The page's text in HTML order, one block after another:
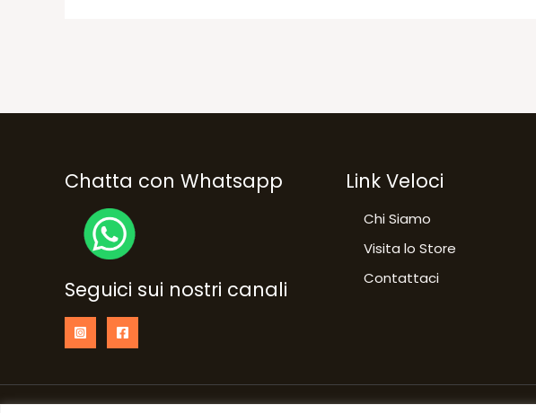
Chatta con Whatsapp
Seguici sui nostri canali
Link Veloci
Chi Siamo
Visita lo Store
Contattaci